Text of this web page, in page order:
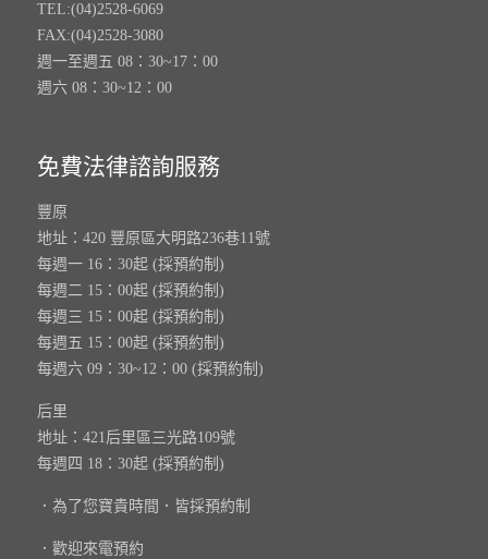
TEL:(04)2528-6069
FAX:(04)2528-3080
週一至週五 08：30~17：00
週六 08：30~12：00
免費法律諮詢服務
豐原
地址：420 豐原區大明路236巷11號
每週一 16：30起 (採預約制)
每週二 15：00起 (採預約制)
每週三 15：00起 (採預約制)
每週五 15：00起 (採預約制)
每週六 09：30~12：00 (採預約制)
后里
地址：421后里區三光路109號
每週四 18：30起 (採預約制)
．為了您寶貴時間．皆採預約制
．歡迎來電預約